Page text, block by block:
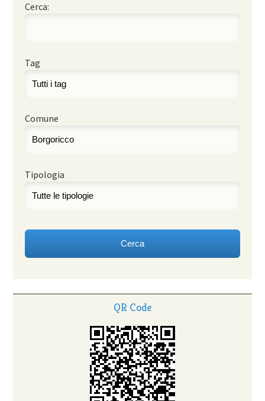
Cerca:
Tag
Comune
Tipologia
QR Code